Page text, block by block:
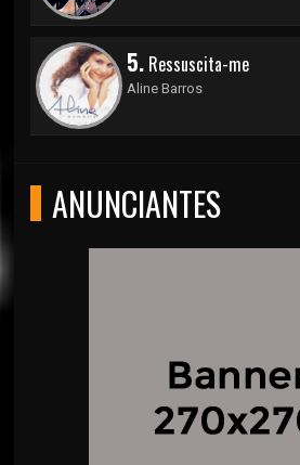
5. Ressuscita-me
Aline Barros
ANUNCIANTES